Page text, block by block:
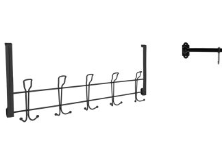
Add to
to